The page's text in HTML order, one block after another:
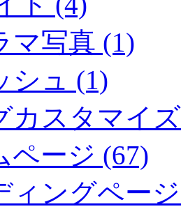
マ写真 (1)
シュ (1)
カスタマイ
ページ (67)
ィングペー